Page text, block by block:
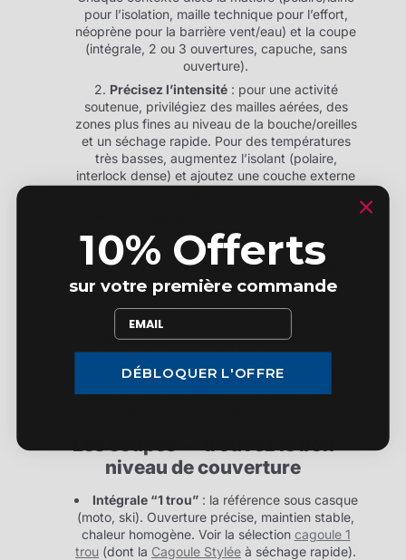
pour l’isolation, maille technique pour l’effort,
néoprène pour la barrière vent/eau) et la coupe
(intégrale, 2 ou 3 ouvertures, capuche, sans
ouverture).
Précisez l’intensité: pour une activité
soutenue, privilégiez des mailles aérées, des
zones plus fines au niveau de la bouche/oreilles
et un séchage rapide. Pour des températures
très basses, augmentez l’isolant (polaire,
interlock dense) et ajoutez une couche externe
: sous casque (moto, vélo,
ski), recherchez une épaisseur fine, des coutures
plates (flatlock ), des bords extensibles qui
évitent la remontée au front et un maintien
stable. En ville, ciblez une coupe polyvalente,
Affirmez votre signature: teintes sobres ou
explorez nos univers graphiques (Ghost, Drill) ;
pour un style intemporel, les gammes unies
niveau de couverture
Intégrale “1 trou”: la référence sous casque
(moto, ski). Ouverture précise, maintien stable,
chaleur homogène. Voir la sélection cagoule 1
trou (dont la Cagoule Stylée à séchage rapide).
10% Offerts
sur votre première commande
DÉBLOQUER L'OFFRE